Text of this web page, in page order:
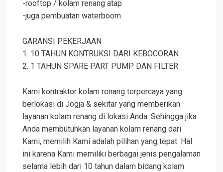
-rooftop / kolam renang atap
-juga pembuatan waterboom
GARANSI PEKERJAAN
1. 10 TAHUN KONTRUKSI DARI KEBOCORAN
2. 1 TAHUN SPARE PART PUMP DAN FILTER
Kami kontraktor kolam renang terpercaya yang
berlokasi di Jogja & sekitar yang memberikan
layanan kolam renang di lokasi Anda. Sehingga jika
Anda membutuhkan layanan kolam renang dari
Kami, memilih Kami adalah pilihan yang tepat. Hal
ini karena Kami memiliki berbagai jenis pengalaman
selama lebih dari 10 tahun dalam bidang kolam